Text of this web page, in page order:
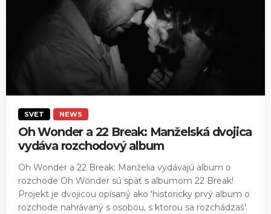
SVET NEWS
Oh Wonder a 22 Break: Manželská dvojica
vydáva rozchodový album
Oh Wonder a 22 Break: Manželia vydávajú album o
rozchode Oh Wonder sú späť s albumom 22 Break!
Projekt je dvojicou opísaný ako 'historicky prvý album o
rozchode nahrávaný s osobou, s ktorou sa rozchádzaš'.